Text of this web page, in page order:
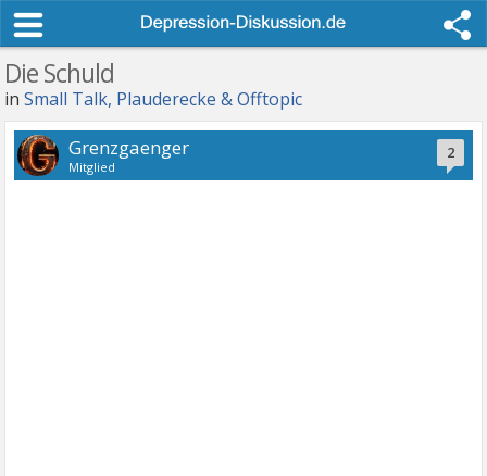
Die Schuld
inSmall Talk, Plauderecke & Offtopic
2
Grenzgaenger
Mitglied